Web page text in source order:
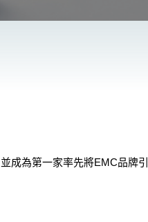
成為第一家率先將EMC品牌